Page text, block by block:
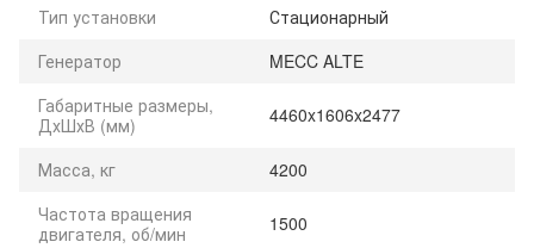
Тип установки
Стационарный
Генератор
MECC ALTE
Габаритные размеры,
ДхШхВ (мм)
4460x1606x2477
Масса, кг
4200
Частота вращения
двигателя, об/мин
1500